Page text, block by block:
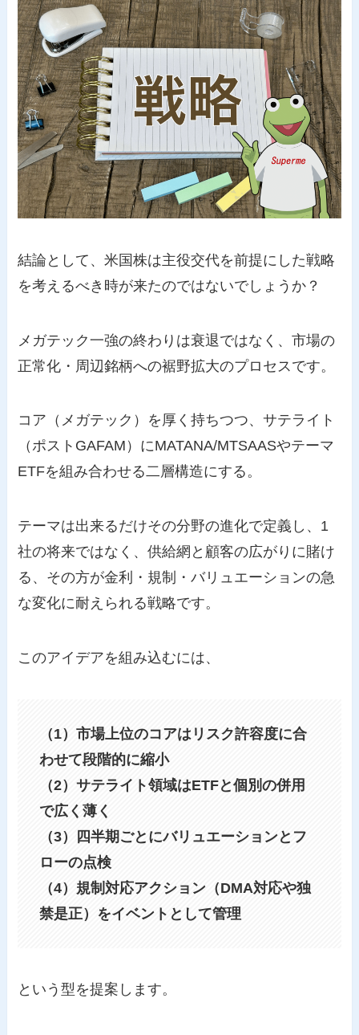
結論として、米国株は主役交代を前提にした戦略
を考えるべき時が来たのではないでしょうか？
メガテック一強の終わりは衰退ではなく、市場の
正常化・周辺銘柄への裾野拡大のプロセスです。
コア（メガテック）を厚く持ちつつ、サテライト
（ポストGAFAM）にMATANA/MTSAASやテーマ
ETFを組み合わせる二層構造にする。
テーマは出来るだけその分野の進化で定義し、1
社の将来ではなく、供給網と顧客の広がりに賭け
る、その方が金利・規制・バリュエーションの急
な変化に耐えられる戦略です。
このアイデアを組み込むには、
（1）市場上位のコアはリスク許容度に合
わせて段階的に縮小
（2）サテライト領域はETFと個別の併用
で広く薄く
（3）四半期ごとにバリュエーションとフ
ローの点検
（4）規制対応アクション（DMA対応や独
禁是正）をイベントとして管理
という型を提案します。